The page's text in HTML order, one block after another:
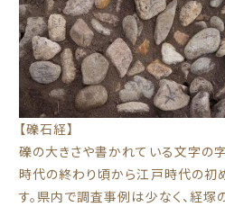
【礫石経】
礫の大きさや書かれている文字の
時代の終わり頃から江戸時代の初
す。県内で調査事例は少なく、経